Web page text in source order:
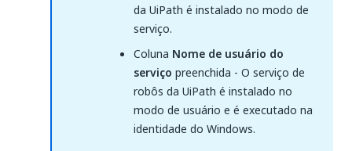
da UiPath é instalado no modo de
serviço.
Coluna Nome de usuário do
serviço preenchida - O serviço de
robôs da UiPath é instalado no
modo de usuário e é executado na
identidade do Windows.